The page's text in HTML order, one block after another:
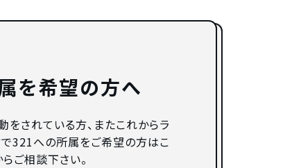
を希望の方へ
をされている方、またこれからラ
321への所属をご希望の方はこ
ご相談下さい。